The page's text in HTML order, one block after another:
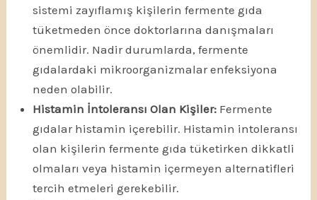
sistemi zayıflamış kişilerin fermente gıda
tüketmeden önce doktorlarına danışmaları
önemlidir. Nadir durumlarda, fermente
gıdalardaki mikroorganizmalar enfeksiyona
neden olabilir.
Histamin İntoleransı Olan Kişiler: Fermente
gıdalar histamin içerebilir. Histamin intoleransı
olan kişilerin fermente gıda tüketirken dikkatli
olmaları veya histamin içermeyen alternatifleri
tercih etmeleri gerekebilir.